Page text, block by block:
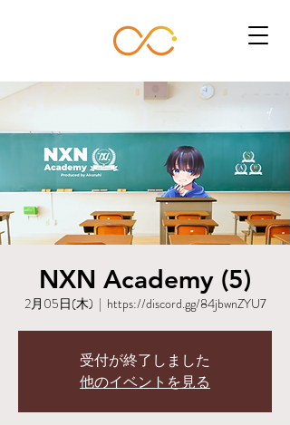
NXN Academy (5)
2月05日(木)
  |
https://discord.gg/84jbwnZYU7
受付が終了しました
他のイベントを見る